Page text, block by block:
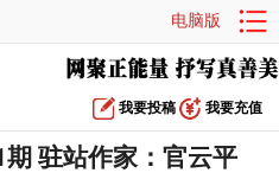
电脑版
我要投稿 我要充值
期 驻站作家：官云平